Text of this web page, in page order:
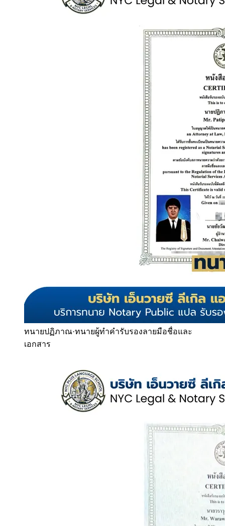
ทนายปฏิภาณ·ทนายผู้ทำคำรับรองลายมือชื่อและ
เอกสาร